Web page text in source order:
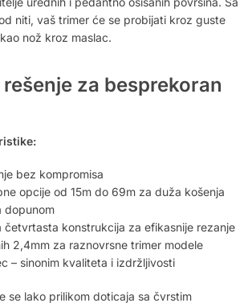
niti, vaš trimer će se probijati kroz guste
nož kroz maslac.
za besprekoran
bez kompromisa
opcije od 15m do 69m za duža košenja
dopunom
četvrtasta konstrukcija za efikasnije rezanje
2,4mm za raznovrsne trimer modele
– sinonim kvaliteta i izdržljivosti
se lako prilikom doticaja sa čvrstim